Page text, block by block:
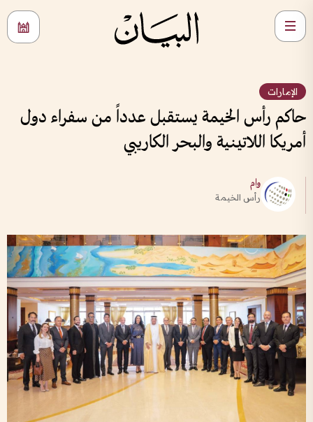
الإمارات
حاكم رأس الخيمة يستقبل عدداً من سفراء دول
أمريكا اللاتينية والبحر الكاريبي
وام
رأس الخيمة